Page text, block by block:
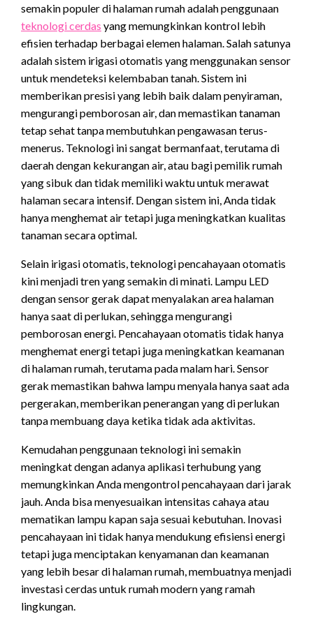
semakin populer di halaman rumah adalah penggunaan
teknologi cerdas yang memungkinkan kontrol lebih
efisien terhadap berbagai elemen halaman. Salah satunya
adalah sistem irigasi otomatis yang menggunakan sensor
untuk mendeteksi kelembaban tanah. Sistem ini
memberikan presisi yang lebih baik dalam penyiraman,
mengurangi pemborosan air, dan memastikan tanaman
tetap sehat tanpa membutuhkan pengawasan terus-
menerus. Teknologi ini sangat bermanfaat, terutama di
daerah dengan kekurangan air, atau bagi pemilik rumah
yang sibuk dan tidak memiliki waktu untuk merawat
halaman secara intensif. Dengan sistem ini, Anda tidak
hanya menghemat air tetapi juga meningkatkan kualitas
tanaman secara optimal.
Selain irigasi otomatis, teknologi pencahayaan otomatis
kini menjadi tren yang semakin di minati. Lampu LED
dengan sensor gerak dapat menyalakan area halaman
hanya saat di perlukan, sehingga mengurangi
pemborosan energi. Pencahayaan otomatis tidak hanya
menghemat energi tetapi juga meningkatkan keamanan
di halaman rumah, terutama pada malam hari. Sensor
gerak memastikan bahwa lampu menyala hanya saat ada
pergerakan, memberikan penerangan yang di perlukan
tanpa membuang daya ketika tidak ada aktivitas.
Kemudahan penggunaan teknologi ini semakin
meningkat dengan adanya aplikasi terhubung yang
memungkinkan Anda mengontrol pencahayaan dari jarak
jauh. Anda bisa menyesuaikan intensitas cahaya atau
mematikan lampu kapan saja sesuai kebutuhan. Inovasi
pencahayaan ini tidak hanya mendukung efisiensi energi
tetapi juga menciptakan kenyamanan dan keamanan
yang lebih besar di halaman rumah, membuatnya menjadi
investasi cerdas untuk rumah modern yang ramah
lingkungan.